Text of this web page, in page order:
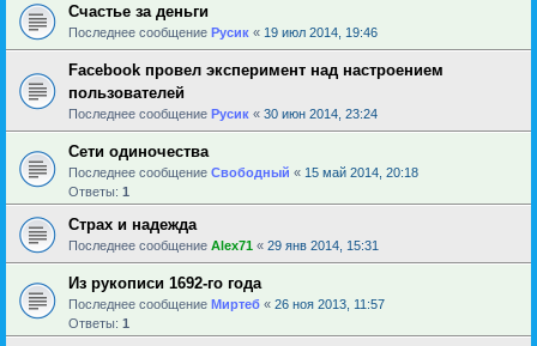
Счастье за деньги
Последнее сообщение Русик « 19 июл 2014, 19:46
Facebook провел эксперимент над настроением
пользователей
Последнее сообщение Русик « 30 июн 2014, 23:24
Сети одиночества
Последнее сообщение Свободный « 15 май 2014, 20:18
Ответы: 1
Страх и надежда
Последнее сообщение Alex71 « 29 янв 2014, 15:31
Из рукописи 1692-го года
Последнее сообщение Миртеб « 26 ноя 2013, 11:57
Ответы: 1